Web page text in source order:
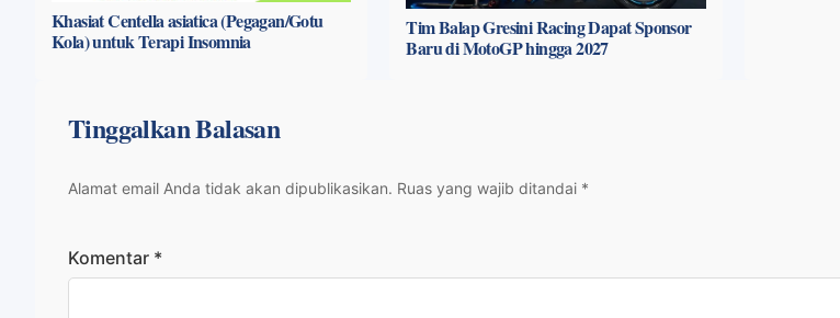
Khasiat Centella asiatica (Pegagan/Gotu
Kola) untuk Terapi Insomnia
Tim Balap Gresini Racing Dapat Sponsor
Baru di MotoGP hingga 2027
Tinggalkan Balasan
Alamat email Anda tidak akan dipublikasikan. Ruas yang wajib ditandai *
Komentar *